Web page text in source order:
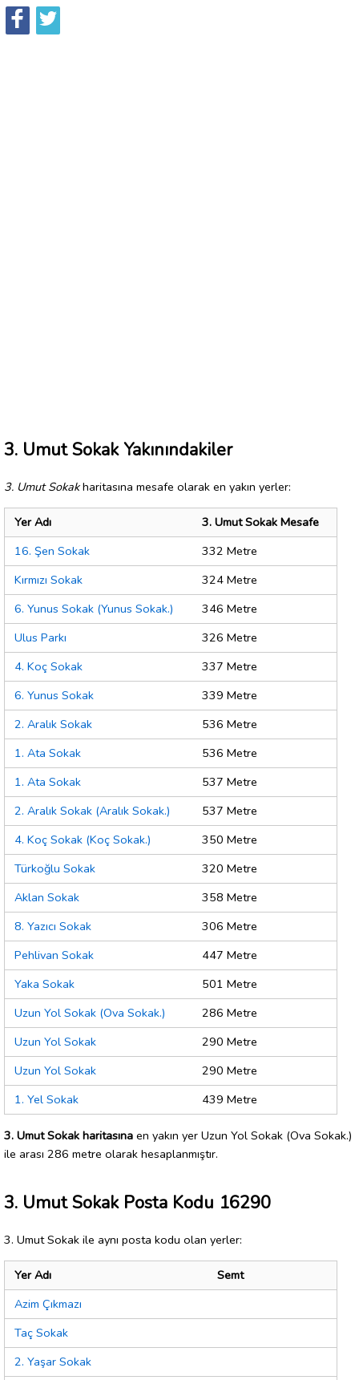
3. Umut Sokak Yakınındakiler
3. Umut Sokakharitasına mesafe olarak en yakın yerler:
Yer Adı
3. Umut Sokak Mesafe
16. Şen Sokak
332 Metre
Kırmızı Sokak
324 Metre
6. Yunus Sokak (Yunus Sokak.)
346 Metre
Ulus Parkı
326 Metre
4. Koç Sokak
337 Metre
6. Yunus Sokak
339 Metre
2. Aralık Sokak
536 Metre
1. Ata Sokak
536 Metre
1. Ata Sokak
537 Metre
2. Aralık Sokak (Aralık Sokak.)
537 Metre
4. Koç Sokak (Koç Sokak.)
350 Metre
Türkoğlu Sokak
320 Metre
Aklan Sokak
358 Metre
8. Yazıcı Sokak
306 Metre
Pehlivan Sokak
447 Metre
Yaka Sokak
501 Metre
Uzun Yol Sokak (Ova Sokak.)
286 Metre
Uzun Yol Sokak
290 Metre
Uzun Yol Sokak
290 Metre
1. Yel Sokak
439 Metre
3. Umut Sokak haritasına en yakın yer Uzun Yol Sokak (Ova Sokak.)
ile arası 286 metre olarak hesaplanmıştır.
3. Umut Sokak Posta Kodu 16290
3. Umut Sokak ile aynı posta kodu olan yerler:
Yer Adı
Semt
Azim Çıkmazı
Taç Sokak
2. Yaşar Sokak